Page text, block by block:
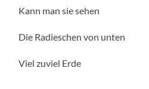
Kann man sie sehen
Die Radieschen von unten
Viel zuviel Erde